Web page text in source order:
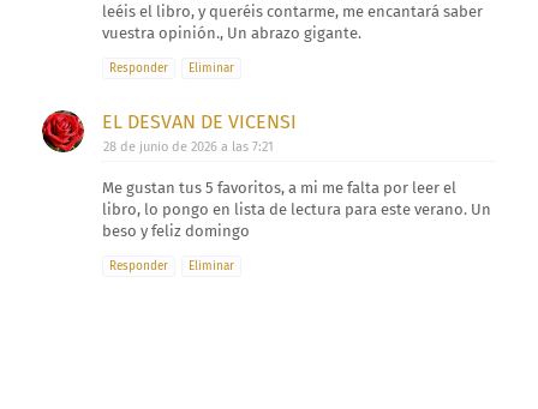
leéis el libro, y queréis contarme, me encantará saber
vuestra opinión., Un abrazo gigante.
Responder Eliminar
EL DESVAN DE VICENSI
28 de junio de 2026 a las 7:21
Me gustan tus 5 favoritos, a mi me falta por leer el
libro, lo pongo en lista de lectura para este verano. Un
beso y feliz domingo
Responder Eliminar